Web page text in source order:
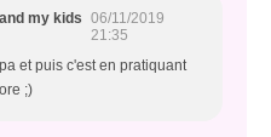
my kids 06/11/2019
21:35
et puis c'est en pratiquant
;)